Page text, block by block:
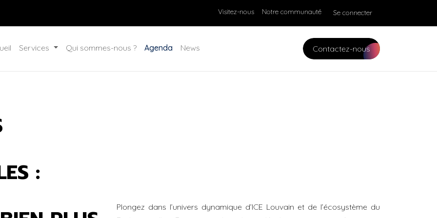
Visitez-nous Notre communauté Se connecter
Services Qui sommes-nous ? Agenda News Contactez-nous
:
Plongez dans l’univers dynamique d’ICE Louvain et de l’écosystème du